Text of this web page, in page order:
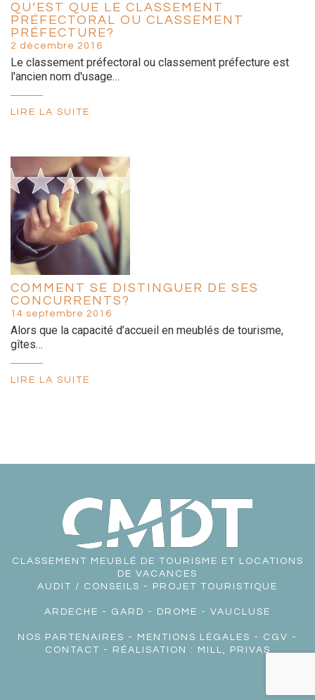
QU’EST QUE LE CLASSEMENT
PRÉFECTORAL OU CLASSEMENT
PRÉFECTURE?
2 décembre 2016
Le classement préfectoral ou classement préfecture est
l'ancien nom d'usage…
LIRE LA SUITE
COMMENT SE DISTINGUER DE SES
CONCURRENTS?
14 septembre 2016
Alors que la capacité d’accueil en meublés de tourisme,
gîtes…
LIRE LA SUITE
CLASSEMENT MEUBLÉ DE TOURISME ET LOCATIONS
DE VACANCES
AUDIT / CONSEILS - PROJET TOURISTIQUE
ARDECHE - GARD - DROME - VAUCLUSE
NOS PARTENAIRES - MENTIONS LÉGALES - CGV -
CONTACT - RÉALISATION : MILL, PRIVAS